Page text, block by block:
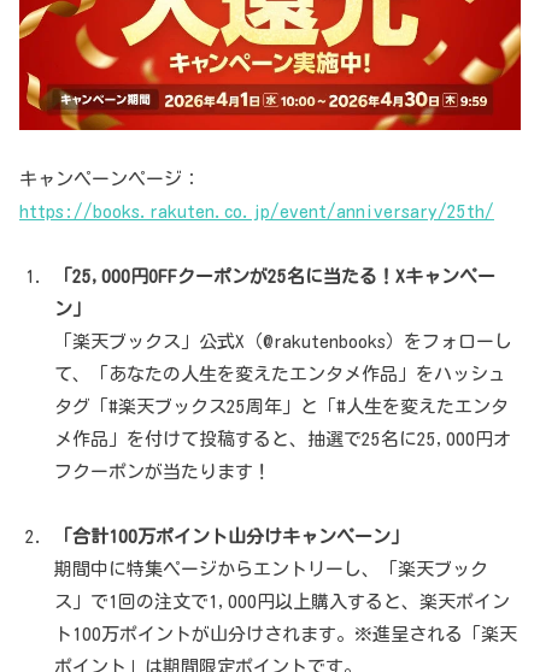
キャンペーンページ：
https://books.rakuten.co.jp/event/anniversary/25th/
「25,000円OFFクーポンが25名に当たる！Xキャンペー
ン」
「楽天ブックス」公式X（@rakutenbooks）をフォローし
て、「あなたの人生を変えたエンタメ作品」をハッシュ
タグ「#楽天ブックス25周年」と「#人生を変えたエンタ
メ作品」を付けて投稿すると、抽選で25名に25,000円オ
フクーポンが当たります！
「合計100万ポイント山分けキャンペーン」
期間中に特集ページからエントリーし、「楽天ブック
ス」で1回の注文で1,000円以上購入すると、楽天ポイン
ト100万ポイントが山分けされます。※進呈される「楽天
ポイント」は期間限定ポイントです。